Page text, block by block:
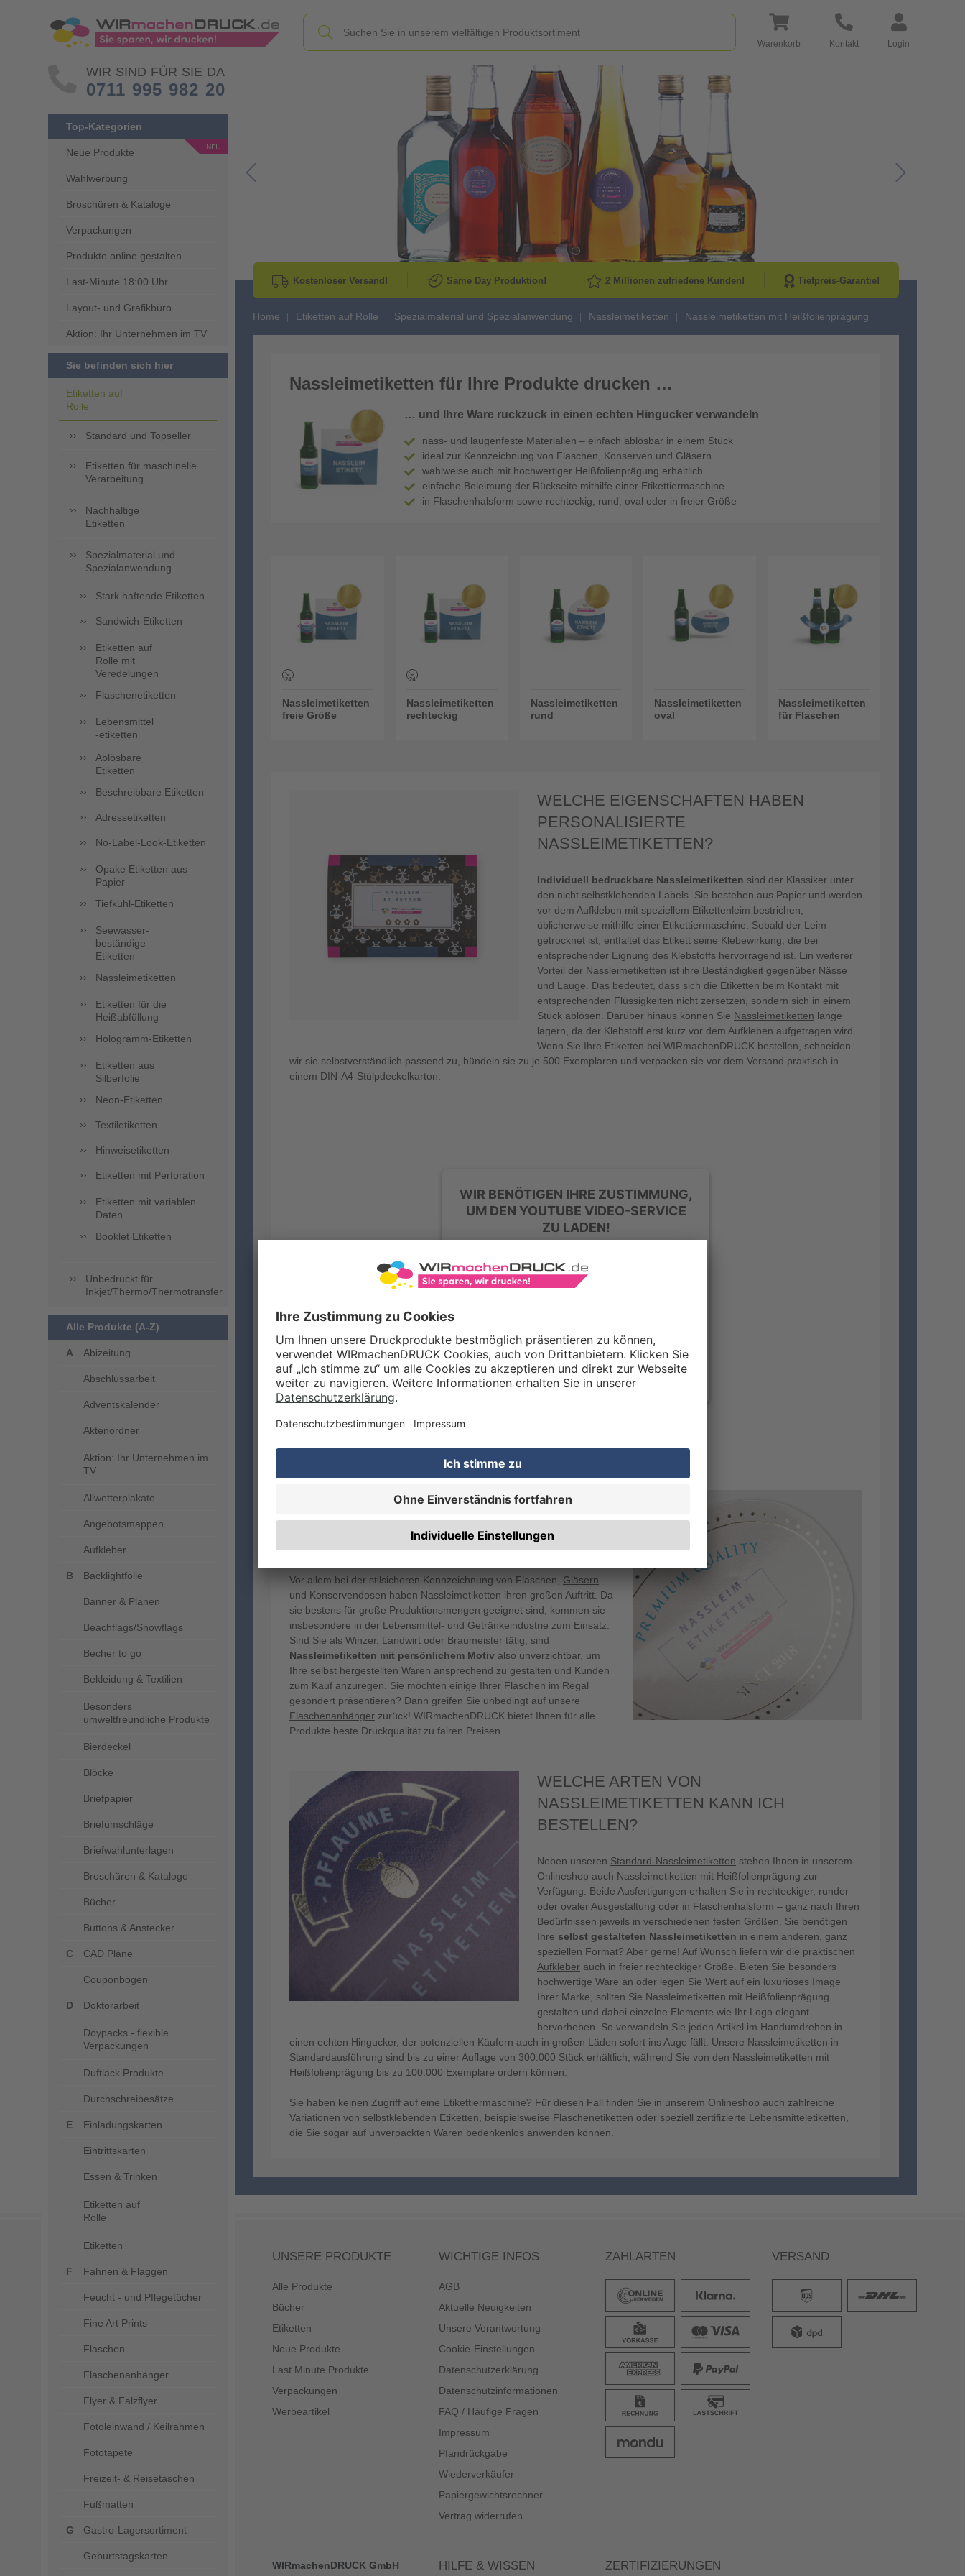
Warenkorb Kontakt Login
WIR SIND FÜR SIE DA
0711 995 982 20
Top-Kategorien
Neue Produkte
Wahlwerbung
Broschüren & Kataloge
Verpackungen
Produkte online gestalten
Last-Minute 18:00 Uhr
Layout- und Grafikbüro
Aktion: Ihr Unternehmen im TV
Sie befinden sich hier
Etiketten auf
Rolle
Standard und Topseller
Etiketten für maschinelle
Verarbeitung
Nachhaltige
Etiketten
Spezialmaterial und
Spezialanwendung
Stark haftende Etiketten
Sandwich-Etiketten
Etiketten auf
Rolle mit
Veredelungen
Flaschenetiketten
Lebensmittel
-etiketten
Ablösbare
Etiketten
Beschreibbare Etiketten
Adressetiketten
No-Label-Look-Etiketten
Opake Etiketten aus
Papier
Tiefkühl-Etiketten
Seewasser-
beständige
Etiketten
Nassleimetiketten
Etiketten für die
Heißabfüllung
Hologramm-Etiketten
Etiketten aus
Silberfolie
Neon-Etiketten
Textiletiketten
Hinweisetiketten
Etiketten mit Perforation
Etiketten mit variablen
Daten
Booklet Etiketten
Unbedruckt für
Inkjet/Thermo/Thermotransfer
Alle Produkte (A-Z)
Abizeitung
Abschlussarbeit
Adventskalender
Aktenordner
Aktion: Ihr Unternehmen im
TV
Allwetterplakate
Angebotsmappen
Aufkleber
Backlightfolie
Banner & Planen
Beachflags/Snowflags
Becher to go
Bekleidung & Textilien
Besonders
umweltfreundliche Produkte
Bierdeckel
Blöcke
Briefpapier
Briefumschläge
Briefwahlunterlagen
Broschüren & Kataloge
Bücher
Buttons & Anstecker
CAD Pläne
Couponbögen
Doktorarbeit
Doypacks - flexible
Verpackungen
Duftlack Produkte
Durchschreibesätze
Einladungskarten
Eintrittskarten
Essen & Trinken
Etiketten auf
Rolle
Etiketten
Fahnen & Flaggen
Feucht - und Pflegetücher
Fine Art Prints
Flaschen
Flaschenanhänger
Flyer & Falzflyer
Fotoleinwand / Keilrahmen
Fototapete
Freizeit- & Reisetaschen
Fußmatten
Gastro-Lagersortiment
Geburtstagskarten
Go to Previous Slide Go to Next
Kostenloser Versand! Same Day Produktion! 2 Millionen zufriedene Kunden! Tiefpreis-Garantie!
Home Etiketten auf Rolle Spezialmaterial und Spezialanwendung Nassleimetiketten Nassleimetiketten mit Heißfolienprägung
Nassleimetiketten für Ihre Produkte drucken …
… und Ihre Ware ruckzuck in einen echten Hingucker verwandeln
nass- und laugenfeste Materialien – einfach ablösbar in einem Stück
ideal zur Kennzeichnung von Flaschen, Konserven und Gläsern
wahlweise auch mit hochwertiger Heißfolienprägung erhältlich
einfache Beleimung der Rückseite mithilfe einer Etikettiermaschine
in Flaschenhalsform sowie rechteckig, rund, oval oder in freier Größe
Nassleimetiketten
freie Größe
Nassleimetiketten
rechteckig
Nassleimetiketten
rund
Nassleimetiketten
oval
Nassleimetiketten
für Flaschen
WELCHE EIGENSCHAFTEN HABEN
PERSONALISIERTE
NASSLEIMETIKETTEN?
Individuell bedruckbare Nassleimetiketten sind der Klassiker unter
den nicht selbstklebenden Labels. Sie bestehen aus Papier und werden
vor dem Aufkleben mit speziellem Etikettenleim bestrichen,
üblicherweise mithilfe einer Etikettiermaschine. Sobald der Leim
getrocknet ist, entfaltet das Etikett seine Klebewirkung, die bei
entsprechender Eignung des Klebstoffs hervorragend ist. Ein weiterer
Vorteil der Nassleimetiketten ist ihre Beständigkeit gegenüber Nässe
und Lauge. Das bedeutet, dass sich die Etiketten beim Kontakt mit
entsprechenden Flüssigkeiten nicht zersetzen, sondern sich in einem
Stück ablösen. Darüber hinaus können Sie Nassleimetiketten lange
lagern, da der Klebstoff erst kurz vor dem Aufkleben aufgetragen wird.
Wenn Sie Ihre Etiketten bei WIRmachenDRUCK bestellen, schneiden
wir sie selbstverständlich passend zu, bündeln sie zu je 500 Exemplaren und verpacken sie vor dem Versand praktisch in
einem DIN-A4-Stülpdeckelkarton.
WIR BENÖTIGEN IHRE ZUSTIMMUNG,
UM DEN YOUTUBE VIDEO-SERVICE
ZU LADEN!
um Videoinhalte einzubetten. Dieser Service kann
Daten zu Ihren Aktivitäten sammeln. Bitte lesen Sie
Mehr Informationen
Akzeptieren
WOFÜR EIGNEN SICH
NASSLEIMETIKETTEN IM CORPORATE
Vor allem bei der stilsicheren Kennzeichnung von Flaschen, Gläsern
und Konservendosen haben Nassleimetiketten ihren großen Auftritt. Da
sie bestens für große Produktionsmengen geeignet sind, kommen sie
insbesondere in der Lebensmittel- und Getränkeindustrie zum Einsatz.
Sind Sie als Winzer, Landwirt oder Braumeister tätig, sind
Nassleimetiketten mit persönlichem Motiv also unverzichtbar, um
Ihre selbst hergestellten Waren ansprechend zu gestalten und Kunden
zum Kauf anzuregen. Sie möchten einige Ihrer Flaschen im Regal
gesondert präsentieren? Dann greifen Sie unbedingt auf unsere
Flaschenanhänger zurück! WIRmachenDRUCK bietet Ihnen für alle
Produkte beste Druckqualität zu fairen Preisen.
WELCHE ARTEN VON
NASSLEIMETIKETTEN KANN ICH
BESTELLEN?
Neben unseren Standard-Nassleimetiketten stehen Ihnen in unserem
Onlineshop auch Nassleimetiketten mit Heißfolienprägung zur
Verfügung. Beide Ausfertigungen erhalten Sie in rechteckiger, runder
oder ovaler Ausgestaltung oder in Flaschenhalsform – ganz nach Ihren
Bedürfnissen jeweils in verschiedenen festen Größen. Sie benötigen
Ihre selbst gestalteten Nassleimetiketten in einem anderen, ganz
speziellen Format? Aber gerne! Auf Wunsch liefern wir die praktischen
Aufkleber auch in freier rechteckiger Größe. Bieten Sie besonders
hochwertige Ware an oder legen Sie Wert auf ein luxuriöses Image
Ihrer Marke, sollten Sie Nassleimetiketten mit Heißfolienprägung
gestalten und dabei einzelne Elemente wie Ihr Logo elegant
hervorheben. So verwandeln Sie jeden Artikel im Handumdrehen in
einen echten Hingucker, der potenziellen Käufern auch in großen Läden sofort ins Auge fällt. Unsere Nassleimetiketten in
Standardausführung sind bis zu einer Auflage von 300.000 Stück erhältlich, während Sie von den Nassleimetiketten mit
Heißfolienprägung bis zu 100.000 Exemplare ordern können.
Sie haben keinen Zugriff auf eine Etikettiermaschine? Für diesen Fall finden Sie in unserem Onlineshop auch zahlreiche
Variationen von selbstklebenden Etiketten , beispielsweise Flaschenetiketten oder speziell zertifizierte Lebensmitteletiketten
die Sie sogar auf unverpackten Waren bedenkenlos anwenden können.
UNSERE PRODUKTE
Alle Produkte
Bücher
Etiketten
Neue Produkte
Last Minute Produkte
Verpackungen
Werbeartikel
WICHTIGE INFOS
AGB
Aktuelle Neuigkeiten
Unsere Verantwortung
Cookie-Einstellungen
Datenschutzerklärung
Datenschutzinformationen
FAQ / Häufige Fragen
Impressum
Pfandrückgabe
Wiederverkäufer
Papiergewichtsrechner
Vertrag widerrufen
ZAHLARTEN VERSAND
WIRmachenDRUCK GmbH HILFE & WISSEN ZERTIFIZIERUNGEN